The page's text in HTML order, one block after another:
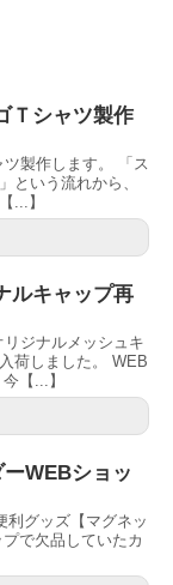
Ｔシャツ製作
ツ製作します。 「ス
という流れから、
...】
ルキャップ再
ジナルメッシュキ
荷しました。 WEB
【...】
WEBショッ
利グッズ【マグネッ
で欠品していたカ